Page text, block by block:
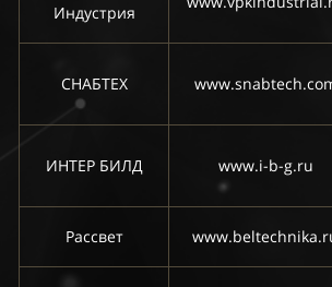
Индустрия
СНАБТЕХ
ИНТЕР БИЛД www.i-b-g.ru
Рассвет